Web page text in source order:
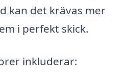
kan det krävas mer
i perfekt skick.
inkluderar: